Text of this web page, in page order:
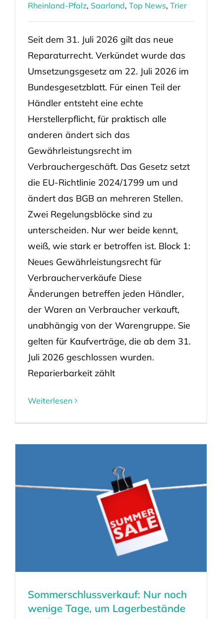
Rheinland-Pfalz, Saarland, Top News, Trier
Seit dem 31. Juli 2026 gilt das neue
Reparaturrecht. Verkündet wurde das
Umsetzungsgesetz am 22. Juli 2026 im
Bundesgesetzblatt. Für einen Teil der
Händler entsteht eine echte
Herstellerpflicht, für praktisch alle
anderen ändert sich das
Gewährleistungsrecht im
Verbrauchergeschäft. Das Gesetz setzt
die EU-Richtlinie 2024/1799 um und
ändert das BGB an mehreren Stellen.
Zwei Regelungsblöcke sind zu
unterscheiden. Nur wer beide kennt,
weiß, wie stark er betroffen ist. Block 1:
Neues Gewährleistungsrecht für
Verbraucherverkäufe Diese
Änderungen betreffen jeden Händler,
der Waren an Verbraucher verkauft,
unabhängig von der Warengruppe. Sie
gelten für Kaufverträge, die ab dem 31.
Juli 2026 geschlossen wurden.
Reparierbarkeit zählt
Weiterlesen
Sommerschlussverkauf: Nur noch
wenige Tage, um Lagerbestände